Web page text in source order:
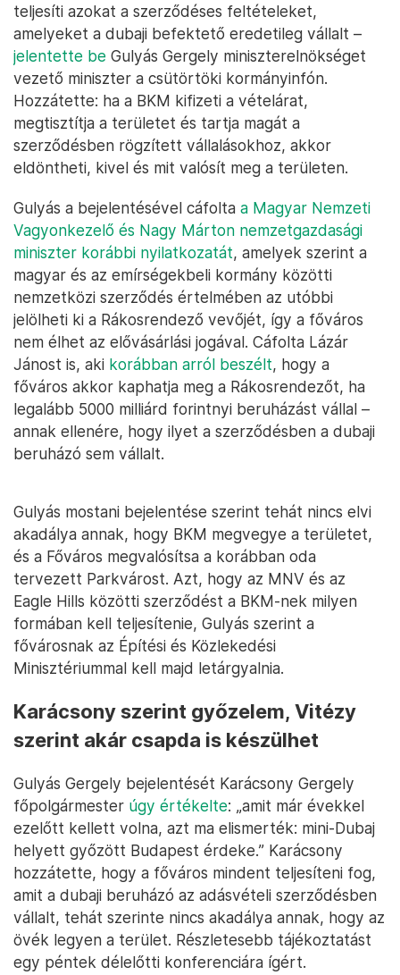
teljesíti azokat a szerződéses feltételeket,
amelyeket a dubaji befektető eredetileg vállalt –
jelentette be Gulyás Gergely miniszterelnökséget
vezető miniszter a csütörtöki kormányinfón.
Hozzátette: ha a BKM kifizeti a vételárat,
megtisztítja a területet és tartja magát a
szerződésben rögzített vállalásokhoz, akkor
eldöntheti, kivel és mit valósít meg a területen.
Gulyás a bejelentésével cáfolta a Magyar Nemzeti
Vagyonkezelő és Nagy Márton nemzetgazdasági
miniszter korábbi nyilatkozatát, amelyek szerint a
magyar és az emírségekbeli kormány közötti
nemzetközi szerződés értelmében az utóbbi
jelölheti ki a Rákosrendező vevőjét, így a főváros
nem élhet az elővásárlási jogával. Cáfolta Lázár
Jánost is, aki korábban arról beszélt, hogy a
főváros akkor kaphatja meg a Rákosrendezőt, ha
legalább 5000 milliárd forintnyi beruházást vállal –
annak ellenére, hogy ilyet a szerződésben a dubaji
beruházó sem vállalt.
Gulyás mostani bejelentése szerint tehát nincs elvi
akadálya annak, hogy BKM megvegye a területet,
és a Főváros megvalósítsa a korábban oda
tervezett Parkvárost. Azt, hogy az MNV és az
Eagle Hills közötti szerződést a BKM-nek milyen
formában kell teljesítenie, Gulyás szerint a
fővárosnak az Építési és Közlekedési
Minisztériummal kell majd letárgyalnia.
Karácsony szerint győzelem, Vitézy
szerint akár csapda is készülhet
Gulyás Gergely bejelentését Karácsony Gergely
főpolgármester úgy értékelte: „amit már évekkel
ezelőtt kellett volna, azt ma elismerték: mini-Dubaj
helyett győzött Budapest érdeke.” Karácsony
hozzátette, hogy a főváros mindent teljesíteni fog,
amit a dubaji beruházó az adásvételi szerződésben
vállalt, tehát szerinte nincs akadálya annak, hogy az
övék legyen a terület. Részletesebb tájékoztatást
egy péntek délelőtti konferenciára ígért.